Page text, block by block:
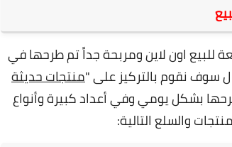
للبيع اون لاين ومربحة جداً تم طرحها في
سوف نقوم بالتركيز على "منتجات حديثة
بشكل يومي وفي أعداد كبيرة وأنواع
والسلع التالية: